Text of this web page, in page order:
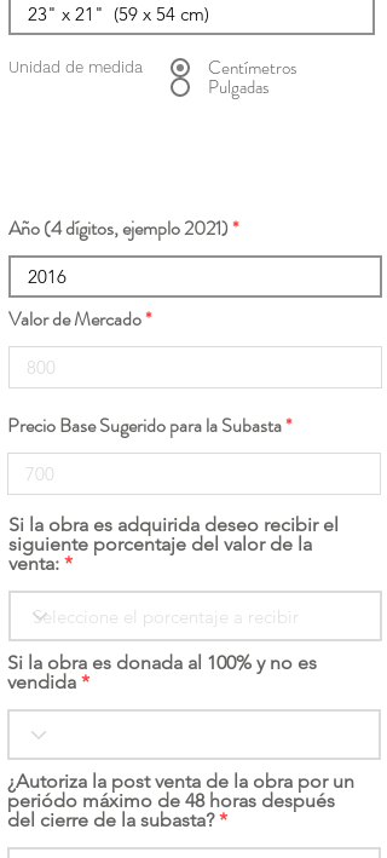
Unidad de medida Centímetros
Pulgadas
Año (4 dígitos, ejemplo 2021)
Valor de Mercado
Precio Base Sugerido para la Subasta
Si la obra es adquirida deseo recibir el
siguiente porcentaje del valor de la
venta:
Si la obra es donada al 100% y no es
vendida
¿Autoriza la post venta de la obra por un
periódo máximo de 48 horas después
del cierre de la subasta?